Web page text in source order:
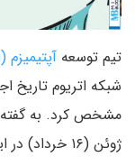
تیم توسعه آپتیمیزم (Optimism)
ژوئن (۱۶ خرداد) در این شبکه راه‌اندازی خواهد شد.